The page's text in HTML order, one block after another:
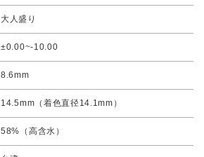
大人盛り
±0.00~-10.00
8.6mm
14.5mm（着色直径14.1mm）
58%（高含水）